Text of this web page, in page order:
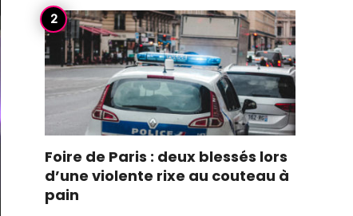
Foire de Paris : deux blessés lors
d’une violente rixe au couteau à
pain